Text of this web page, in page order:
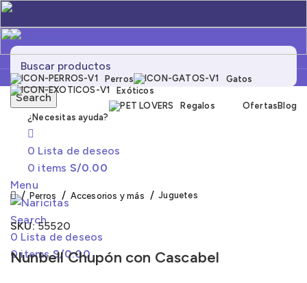
Search
¿Necesitas ayuda?
0 Lista de deseos
0 items S/0.00
Menu
Search
0 Lista de deseos
0items S/0.00
Perros
Gatos
Exóticos
Regalos
Ofertas Blog
Click to enlarge
Perros Accesorios y más Juguetes
SKU:55520
Nunbell Chupón con Cascabel